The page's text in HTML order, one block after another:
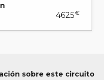
4625€
sobre este circuito